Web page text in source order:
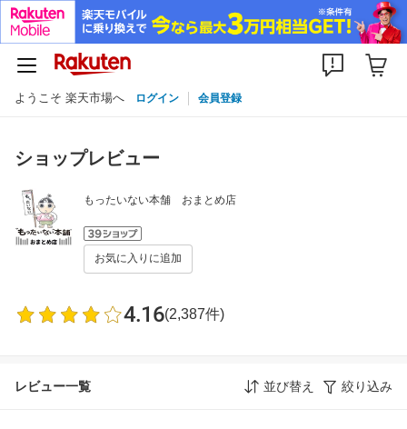
ようこそ 楽天市場へ ログイン 会員登録
ショップレビュー
もったいない本舗 おまとめ店
お気に入りに追加
4.16(2,387件)
レビュー一覧 並び替え 絞り込み